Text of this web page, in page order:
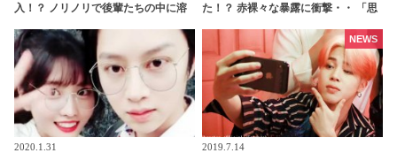
入！？ ノリノリで後輩たちの中に溶
た！？ 赤裸々な暴露に衝撃・・ 「思
デビューを経てやっと仲良くなった
２人に注目
2020.1.31 2019.7.14
NEWS